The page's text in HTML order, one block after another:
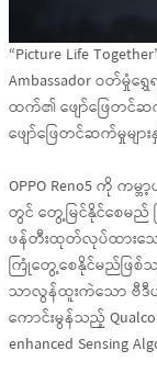
“Picture Life
Ambassador ဝတ်မှုံ
ထက်၏ ဖျော်ဖြေတင်ဆ
ဖျော်ဖြေတင်ဆက်မှုမျာ
OPPO Reno5 ကို ကမ္
တွင် တွေ့မြင်နိုင်စေမည်
ဖန်တီးထုတ်လုပ်ထားသ
ကြုံတွေ့စေနိုင်မည်ဖြစ်သည်
သာလွန်ထူးကဲသော ဗီဒီယို
ကောင်းမွန်သည့်
enhanced Sensing